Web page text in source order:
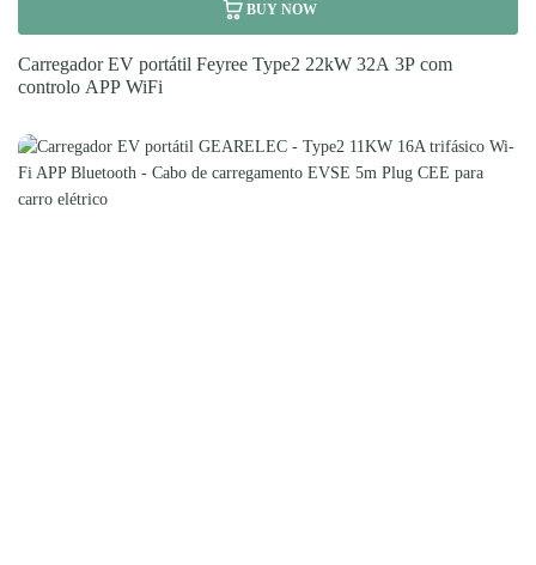
BUY NOW
Carregador EV portátil Feyree Type2 22kW 32A 3P com
controlo APP WiFi